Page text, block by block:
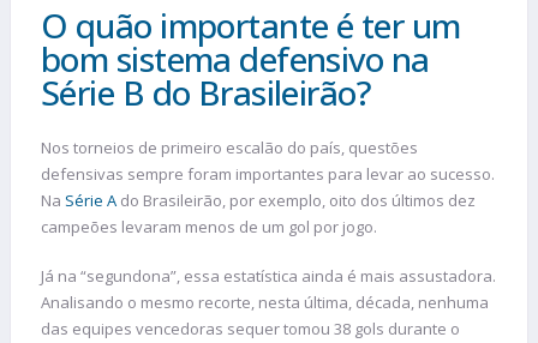
O quão importante é ter um
bom sistema defensivo na
Série B do Brasileirão?
Nos torneios de primeiro escalão do país, questões
defensivas sempre foram importantes para levar ao sucesso.
Na Série A do Brasileirão, por exemplo, oito dos últimos dez
campeões levaram menos de um gol por jogo.
Já na “segundona”, essa estatística ainda é mais assustadora.
Analisando o mesmo recorte, nesta última, década, nenhuma
das equipes vencedoras sequer tomou 38 gols durante o